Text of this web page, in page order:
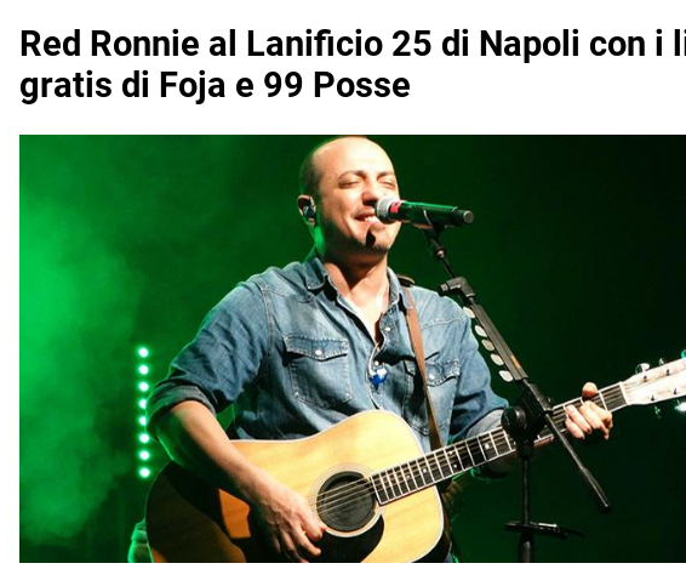
Red Ronnie al Lanificio 25 di Napoli con i
gratis di Foja e 99 Posse